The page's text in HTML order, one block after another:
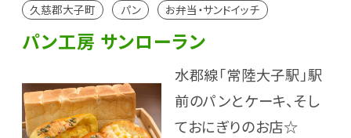
久慈郡大子町 パン お弁当・サンドイッチ
パン工房 サンローラン
水郡線「常陸大子駅」駅
前のパンとケーキ、そし
ておにぎりのお店☆